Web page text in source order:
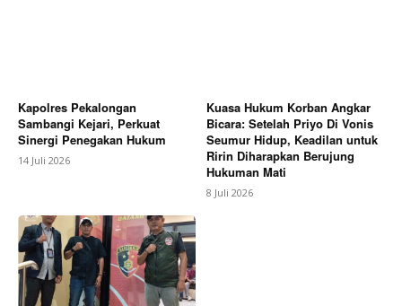
Kapolres Pekalongan
Sambangi Kejari, Perkuat
Sinergi Penegakan Hukum
14 Juli 2026
Kuasa Hukum Korban Angkar
Bicara: Setelah Priyo Di Vonis
Seumur Hidup, Keadilan untuk
Ririn Diharapkan Berujung
Hukuman Mati
8 Juli 2026